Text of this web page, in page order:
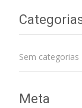
Sem categorias
Meta